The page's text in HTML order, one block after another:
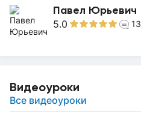
Павел Юрьевич
5.0 13
Видеоуроки
Все видеоуроки